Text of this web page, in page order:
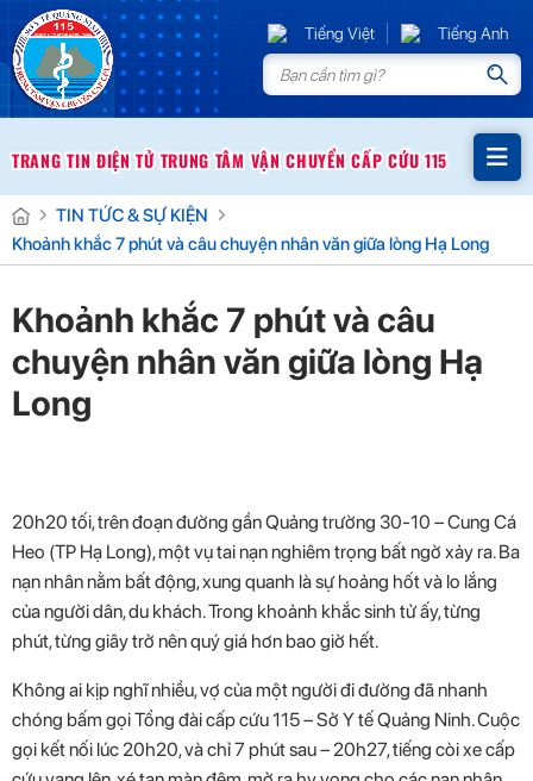
Tiếng Việt Tiếng Anh
TRANG TIN ĐIỆN TỬ TRUNG TÂM VẬN CHUYỂN CẤP CỨU 115
GIỚI THIỆU
Cơ Cấu Tổ Chức
TIN TỨC & SỰ KIỆN
Thư viện
Thư Viện Ảnh
Video - Clips
TIN TỨC & SỰ KIỆN
Khoảnh khắc 7 phút và câu chuyện nhân văn giữa lòng Hạ Long
Khoảnh khắc 7 phút và câu
chuyện nhân văn giữa lòng Hạ
Long
20h20 tối, trên đoạn đường gần Quảng trường 30-10 – Cung Cá
Heo (TP Hạ Long), một vụ tai nạn nghiêm trọng bất ngờ xảy ra. Ba
nạn nhân nằm bất động, xung quanh là sự hoảng hốt và lo lắng
của người dân, du khách. Trong khoảnh khắc sinh tử ấy, từng
phút, từng giây trở nên quý giá hơn bao giờ hết.
Không ai kịp nghĩ nhiều, vợ của một người đi đường đã nhanh
chóng bấm gọi Tổng đài cấp cứu 115 – Sở Y tế Quảng Ninh. Cuộc
gọi kết nối lúc 20h20, và chỉ 7 phút sau – 20h27, tiếng còi xe cấp